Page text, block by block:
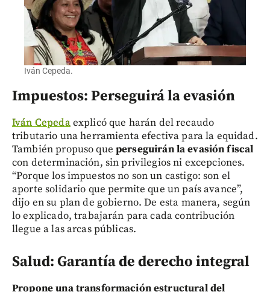
Iván Cepeda.
Impuestos: Perseguirá la evasión
Iván Cepedaexplicó que harán del recaudo
tributario una herramienta efectiva para la equidad.
También propuso que perseguirán la evasión fiscal
con determinación, sin privilegios ni excepciones.
“Porque los impuestos no son un castigo: son el
aporte solidario que permite que un país avance”,
dijo en su plan de gobierno. De esta manera, según
lo explicado, trabajarán para cada contribución
llegue a las arcas públicas.
Salud: Garantía de derecho integral
Propone una transformación estructural del